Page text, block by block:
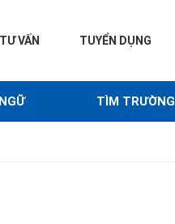
VẤN TUYỂN DỤNG
TÌM TRƯỜNG